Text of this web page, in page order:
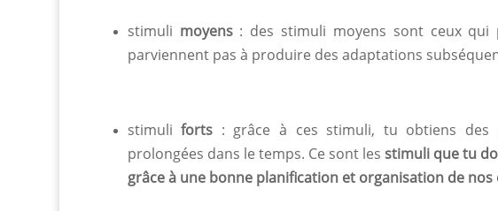
stimuli moyens: des stimuli moyens sont ceux qui
parviennent pas à produire des adaptations
stimuliforts : grâce à ces stimuli, tu obtiens des
prolongées dans le temps. Ce sont les stimuli que tu
grâce à une bonne planification et organisation de